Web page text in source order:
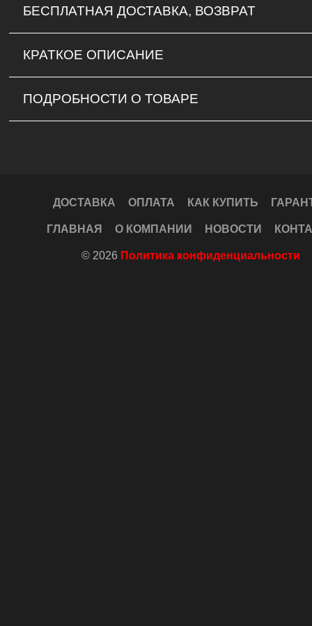
БЕСПЛАТНАЯ ДОСТАВКА, ВОЗВРАТ
КРАТКОЕ ОПИСАНИЕ
ПОДРОБНОСТИ О ТОВАРЕ
ДОСТАВКА ОПЛАТА КАК КУПИТЬ
ГЛАВНАЯ О КОМПАНИИ НОВОСТИ
© 2026 Политика конфиденциальности